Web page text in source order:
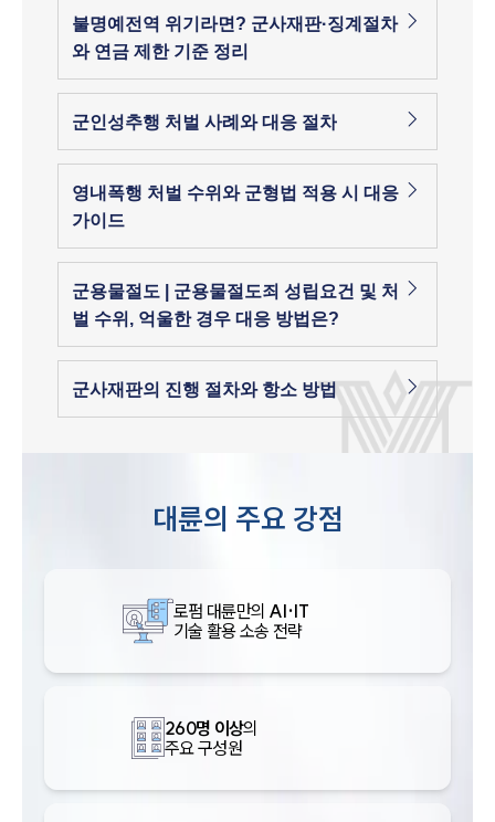
불명예전역 위기라면? 군사재판·징계절차
와 연금 제한 기준 정리
군인성추행 처벌 사례와 대응 절차
영내폭행 처벌 수위와 군형법 적용 시 대응
가이드
군용물절도 | 군용물절도죄 성립요건 및 처
벌 수위, 억울한 경우 대응 방법은?
군사재판의 진행 절차와 항소 방법
대륜의 주요 강점
로펌 대륜만의 AI·IT
기술 활용 소송 전략
260명 이상의
주요 구성원